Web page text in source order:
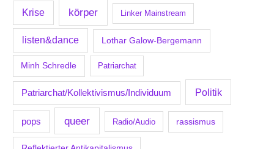
Krise körper Linker Mainstream
listen&dance Lothar Galow-Bergemann
Minh Schredle Patriarchat
Patriarchat/Kollektivismus/Individuum Politik
pops queer Radio/Audio rassismus